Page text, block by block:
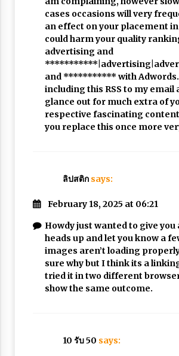
cases occasions will very
an effect on your placement
could harm your quality
advertising and
and *********** with Adwords.
including this RSS to my email
glance out for much extra of
respective fascinating
you replace this once more
ลิปสติก says:
February 18, 2025 at 06:21
Howdy just wanted to give you
heads up and let you know a
images aren’t loading
sure why but I think its a
tried it in two different
show the same outcome.
10 รับ 50 says: